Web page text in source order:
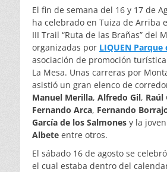
El fin de semana del 16 y 17 de
ha celebrado en Tuiza de Arriba
III Trail “Ruta de las Brañas” del
organizadas por LIQUEN Parque
asociación de promoción
La Mesa. Unas carreras por
asistió un gran elenco de
Manuel Merilla, Alfredo Gil, Raúl
Fernando Arca, Fernando
García de los Salmones y la joven
Albete entre otros.
El sábado 16 de agosto se
el cual estaba dentro del